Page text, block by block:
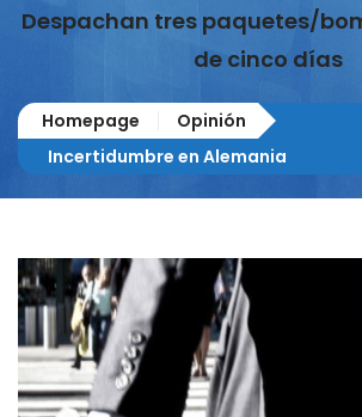
Despachan tres paquetes/
de cinco días
Homepage
Opinión
Incertidumbre en Alemania